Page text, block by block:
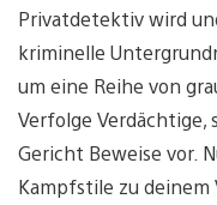
Privatdetektiv wird
kriminelle
um eine Reihe von
Verfolge Verdächtige,
Gericht Beweise vor.
Kampfstile zu deinem